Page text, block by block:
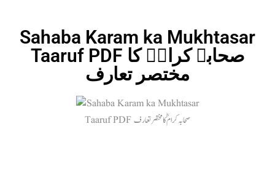
Sahaba Karam ka Mukhtasar
Taaruf PDF صحابہ کرامؓ کا
مختصر تعارف